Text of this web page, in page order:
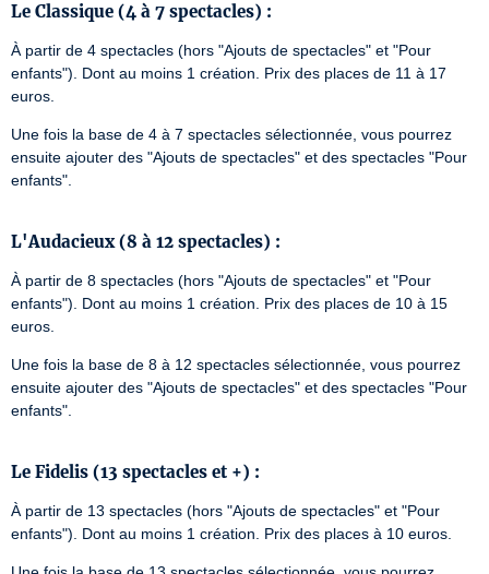
Le Classique (4 à 7 spectacles) :
À partir de 4 spectacles (hors "Ajouts de spectacles" et "Pour
enfants"). Dont au moins 1 création. Prix des places de 11 à 17
euros.
Une fois la base de 4 à 7 spectacles sélectionnée, vous pourrez
ensuite ajouter des "Ajouts de spectacles" et des spectacles "Pour
enfants".
L'Audacieux (8 à 12 spectacles) :
À partir de 8 spectacles (hors "Ajouts de spectacles" et "Pour
enfants"). Dont au moins 1 création. Prix des places de 10 à 15
euros.
Une fois la base de 8 à 12 spectacles sélectionnée, vous pourrez
ensuite ajouter des "Ajouts de spectacles" et des spectacles "Pour
enfants".
Le Fidelis (13 spectacles et +) :
À partir de 13 spectacles (hors "Ajouts de spectacles" et "Pour
enfants"). Dont au moins 1 création. Prix des places à 10 euros.